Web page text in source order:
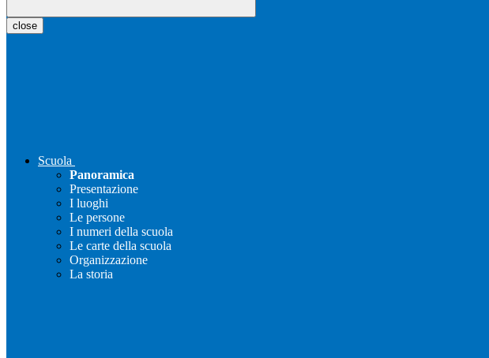
close
Scuola
Panoramica
Presentazione
I luoghi
Le persone
I numeri della scuola
Le carte della scuola
Organizzazione
La storia